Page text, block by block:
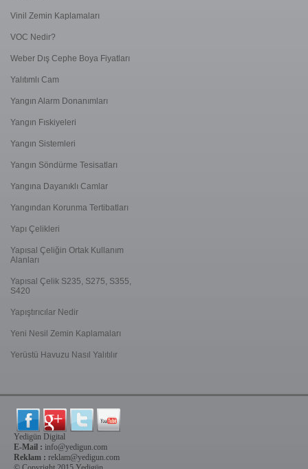
Vinil Zemin Kaplamaları
VOC Nedir?
Weber Dış Cephe Boya Fiyatları
Yalıtımlı Cam
Yangın Alarm Donanımları
Yangın Fıskiyeleri
Yangın Sistemleri
Yangın Söndürme Tesisatları
Yangına Dayanıklı Camlar
Yangından Korunma Tertibatları
Yapı Çelikleri
Yapısal Çeliğin Ortak Kullanım
Alanları
Yapısal Çelik S235, S275, S355,
S420
Yapıştırıcılar Nedir
Yeni Nesil Zemin Kaplamaları
Yerüstü Havuzu Nasıl Yalıtılır
Yedigün Digital
E-Mail : info@yedigun.com
Reklam : reklam@yedigun.com